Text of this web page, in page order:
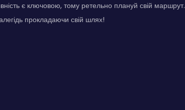
є ключовою, тому ретельно плануй свій маршрут.
прокладаючи свій шлях!